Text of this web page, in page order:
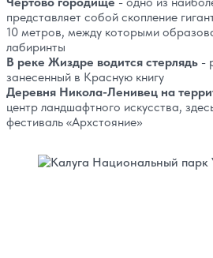
представляет собой скопление
10 метров, между которыми
лабиринты
В реке Жиздре водится стерлядь -
занесенный в Красную книгу
Деревня Никола-Ленивец на
центр ландшафтного искусства,
фестиваль «Архстояние»